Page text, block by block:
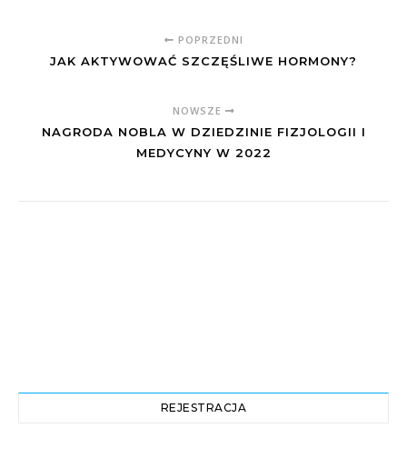
POPRZEDNI
JAK AKTYWOWAĆ SZCZĘŚLIWE HORMONY?
NOWSZE
NAGRODA NOBLA W DZIEDZINIE FIZJOLOGII I
MEDYCYNY W 2022
REJESTRACJA